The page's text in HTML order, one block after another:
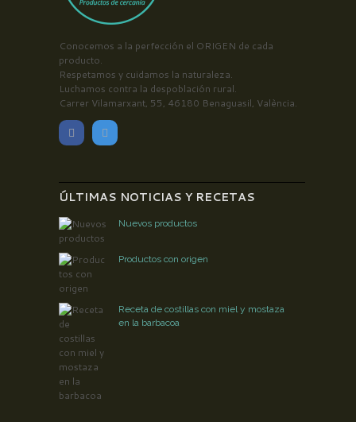
Conocemos a la perfección el ORIGEN de cada
producto.
Respetamos y cuidamos la naturaleza.
Luchamos contra la despoblación rural.
Carrer Vilamarxant, 55, 46180 Benaguasil, València.
ÚLTIMAS NOTICIAS Y RECETAS
Nuevos productos
Productos con origen
Receta de costillas con miel y mostaza
en la barbacoa